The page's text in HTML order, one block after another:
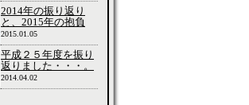
2014年の振り返り
と、2015年の抱負
2015.01.05
平成２５年度を振り
返りました・・・。
2014.04.02